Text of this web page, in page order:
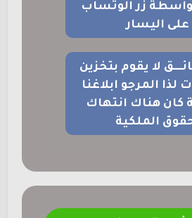
زر الوتساب
على اليسار
لا يقوم بتخزين
لذا المرجو ابلاغنا
كان هناك انتهاك
الملكية